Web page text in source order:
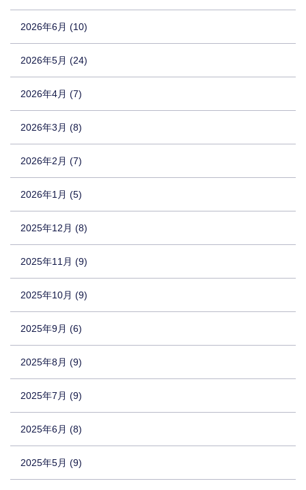
2026年6月 (10)
2026年5月 (24)
2026年4月 (7)
2026年3月 (8)
2026年2月 (7)
2026年1月 (5)
2025年12月 (8)
2025年11月 (9)
2025年10月 (9)
2025年9月 (6)
2025年8月 (9)
2025年7月 (9)
2025年6月 (8)
2025年5月 (9)